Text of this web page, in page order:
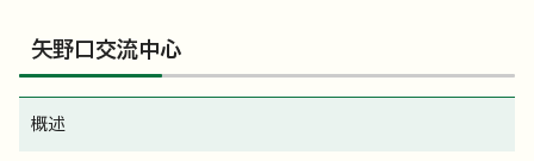
矢野口交流中心
概述